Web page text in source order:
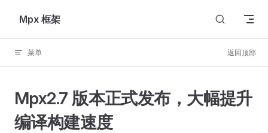
Skip to content
Mpx 框架
菜单 返回顶部
Mpx2.7 版本正式发布，大幅提升
编译构建速度